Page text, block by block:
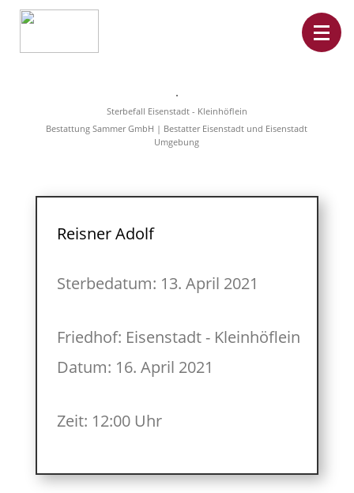
Überführungen
Rat&Hilfe
Sterbefälle
Sterbefall Eisenstadt - Kleinhöflein
Bestattung Sammer GmbH | Bestatter Eisenstadt und Eisenstadt
Umgebung
Reisner Adolf
Sterbedatum: 13. April 2021
Friedhof: Eisenstadt - Kleinhöflein
Datum: 16. April 2021
Zeit: 12:00 Uhr